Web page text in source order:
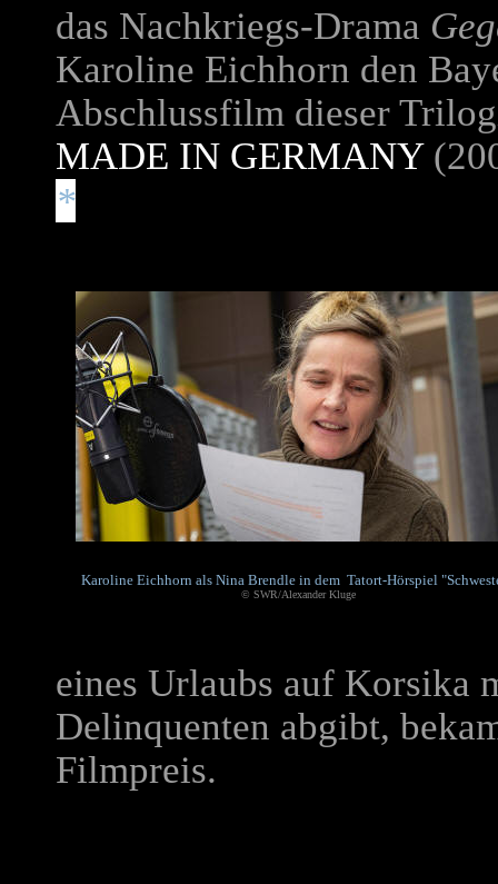
das Nachkriegs-Drama
Karoline Eichhorn den
Abschlussfilm dieser
MADE IN GERMANY
*
Karoline Eichhorn als Nina Brendle in dem Tatort-Hörspiel
© SWR/Alexander Kluge
eines Urlaubs auf Korsika
Delinquenten abgibt,
Filmpreis.